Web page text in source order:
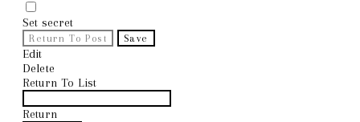
Set secret
Return To Post Save
Edit
Delete
Return To List
Return